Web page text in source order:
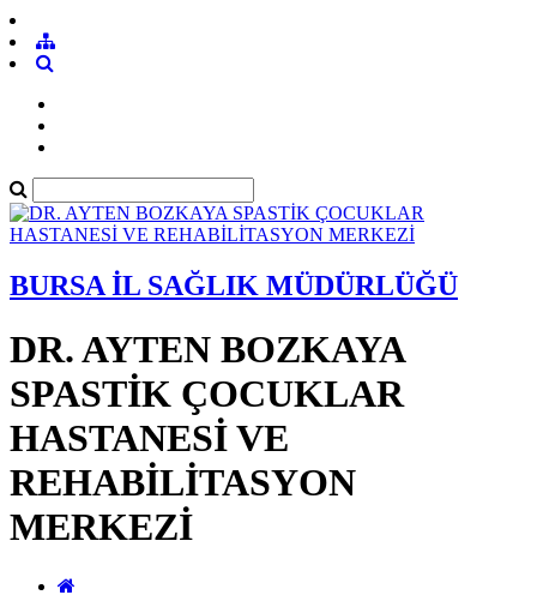
BURSA İL SAĞLIK MÜDÜRLÜĞÜ
DR. AYTEN BOZKAYA
SPASTİK ÇOCUKLAR
HASTANESİ VE
REHABİLİTASYON
MERKEZİ